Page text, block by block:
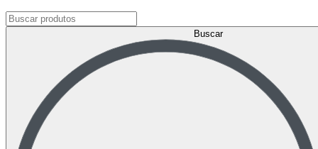
Buscar